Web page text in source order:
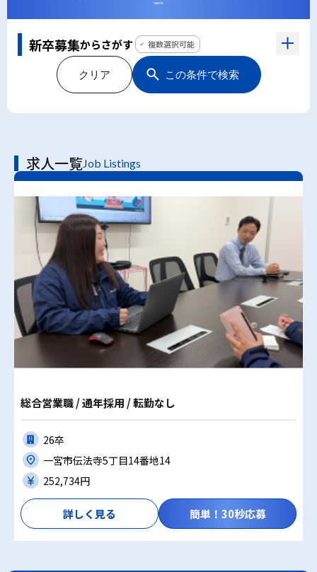
CAREERS
新卒募集からさがす 複数選択可能
クリア この条件で検索
求人一覧Job Listings
総合営業職 / 通年採用 / 転勤なし
26卒
一宮市伝法寺5丁目14番地14
252,734円
詳しく見る 簡単！30秒応募